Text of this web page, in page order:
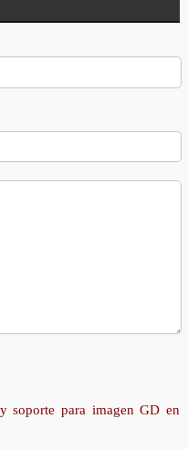
soporte para imagen GD en